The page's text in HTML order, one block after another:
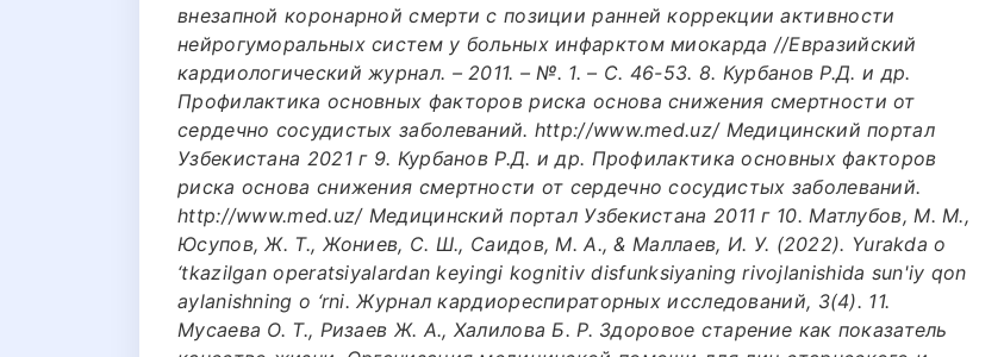
внезапной коронарной смерти с позиции ранней коррекции активности
нейрогуморальных систем у больных инфарктом миокарда //Евразийский
кардиологический журнал. – 2011. – №. 1. – С. 46-53. 8. Курбанов Р.Д. и др.
Профилактика основных факторов риска основа снижения смертности от
сердечно сосудистых заболеваний. http://www.med.uz/ Медицинский портал
Узбекистана 2021 г 9. Курбанов Р.Д. и др. Профилактика основных факторов
риска основа снижения смертности от сердечно сосудистых заболеваний.
http://www.med.uz/ Медицинский портал Узбекистана 2011 г 10. Матлубов, М. М.,
Юсупов, Ж. Т., Жониев, С. Ш., Саидов, М. А., & Маллаев, И. У. (2022). Yurakda o
‘tkazilgan operatsiyalardan keyingi kognitiv disfunksiyaning rivojlanishida sun'iy qon
aylanishning o ‘rni. Журнал кардиореспираторных исследований, 3(4). 11.
Мусаева О. Т., Ризаев Ж. А., Халилова Б. Р. Здоровое старение как показатель